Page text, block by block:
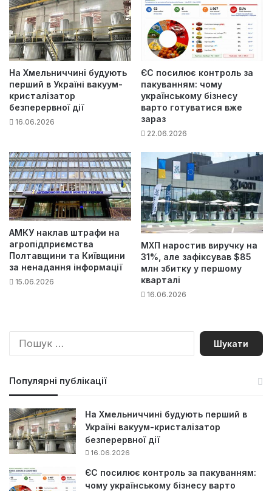
На Хмельниччині будують
перший в Україні вакуум-
кристалізатор
безперервної дії
16.06.2026
ЄС посилює контроль за
пакуванням: чому
українському бізнесу
варто готуватися вже
зараз
22.06.2026
АМКУ наклав штрафи на
агропідприємства
Полтавщини та Київщини
за ненадання інформації
15.06.2026
МХП наростив виручку на
31%, але зафіксував $85
млн збитку у першому
кварталі
16.06.2026
П
Популярні публікації
На Хмельниччині будують перший в
Україні вакуум-кристалізатор
безперервної дії
16.06.2026
ЄС посилює контроль за пакуванням:
чому українському бізнесу варто